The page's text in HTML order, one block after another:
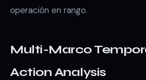
operación en rango.
Multi-Marco
Action Analysis